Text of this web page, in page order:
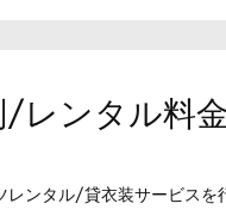
ンタル料
ンタル/貸衣装サービスを